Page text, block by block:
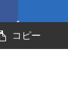
コピー